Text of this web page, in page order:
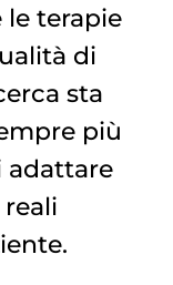
terapie
di
sta
più
adattare
reali